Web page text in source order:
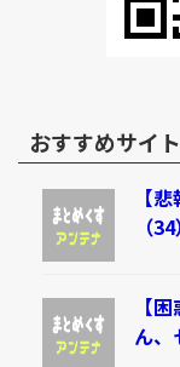
おすすめサイ
【
（
【
ん